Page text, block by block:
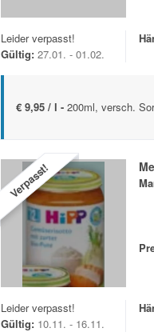
Leider verpasst!
Gültig: 27.01. - 01.02.
€ 9,95 / l - 200ml, versch.
Verpasst!
Leider verpasst!
Gültig: 10.11. - 16.11.